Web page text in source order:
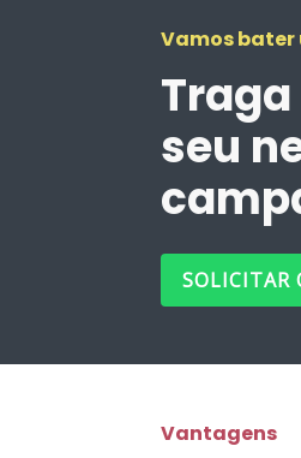
Vamos bater
seu
SOLICITAR
Vantagens